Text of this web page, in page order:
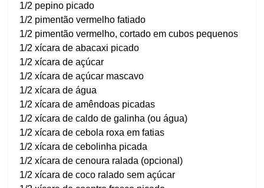
1/2 pepino picado
1/2 pimentão vermelho fatiado
1/2 pimentão vermelho, cortado em cubos pequenos
1/2 xícara de abacaxi picado
1/2 xícara de açúcar
1/2 xícara de açúcar mascavo
1/2 xícara de água
1/2 xícara de amêndoas picadas
1/2 xícara de caldo de galinha (ou água)
1/2 xícara de cebola roxa em fatias
1/2 xícara de cebolinha picada
1/2 xícara de cenoura ralada (opcional)
1/2 xícara de coco ralado sem açúcar